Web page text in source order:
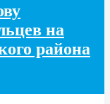
на
района